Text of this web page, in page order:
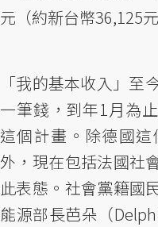
元（約新台幣36,125
「我的基本收入」至
一筆錢，到年1月為
這個計畫。除德國
外，現在包括法國社
此表態。社會黨籍國
能源部長芭朵（